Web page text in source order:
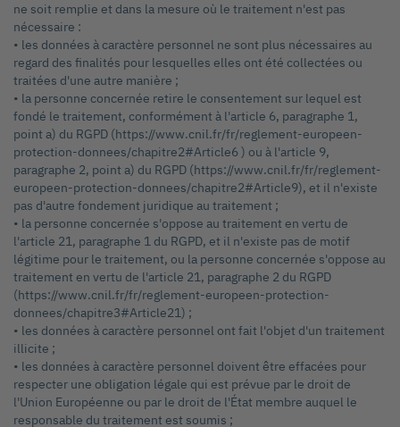
ne soit remplie et dans la mesure où le traitement n'est pas
nécessaire :
• les données à caractère personnel ne sont plus nécessaires au
regard des finalités pour lesquelles elles ont été collectées ou
traitées d'une autre manière ;
• la personne concernée retire le consentement sur lequel est
fondé le traitement, conformément à l'article 6, paragraphe 1,
point a) du RGPD (https://www.cnil.fr/fr/reglement-europeen-
protection-donnees/chapitre2#Article6 ) ou à l'article 9,
paragraphe 2, point a) du RGPD (https://www.cnil.fr/fr/reglement-
europeen-protection-donnees/chapitre2#Article9), et il n'existe
pas d'autre fondement juridique au traitement ;
• la personne concernée s'oppose au traitement en vertu de
l'article 21, paragraphe 1 du RGPD, et il n'existe pas de motif
légitime pour le traitement, ou la personne concernée s'oppose au
traitement en vertu de l'article 21, paragraphe 2 du RGPD
(https://www.cnil.fr/fr/reglement-europeen-protection-
donnees/chapitre3#Article21) ;
• les données à caractère personnel ont fait l'objet d'un traitement
illicite ;
• les données à caractère personnel doivent être effacées pour
respecter une obligation légale qui est prévue par le droit de
l'Union Européenne ou par le droit de l'État membre auquel le
responsable du traitement est soumis ;